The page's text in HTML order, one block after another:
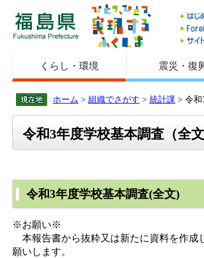
福島県
くらし・環境 震災・復
ホーム > 組織でさがす > 統計課 > 令和
令和3年度学校基本調査（全文
令和3年度学校基本調査(全文)
※お願い※
本報告書から抜粋又は新たに資料を作成
願いします。